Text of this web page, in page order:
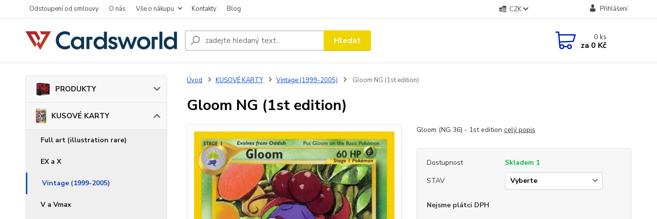
Odstoupení od smlouvy O nás Vše o nákupu Kontakty Blog CZK Přihlášení
Hledat 0ks
za 0 Kč
PRODUKTY
KUSOVÉ KARTY
Full art (illustration rare)
EX a X
Vintage (1999-2005)
V a Vmax
Úvod KUSOVÉ KARTY Vintage (1999-2005) Gloom NG (1st edition)
Gloom NG (1st edition)
Gloom (NG 36) - 1st edition celý popis
Dostupnost
Skladem 1
STAV
Nejsme plátci DPH